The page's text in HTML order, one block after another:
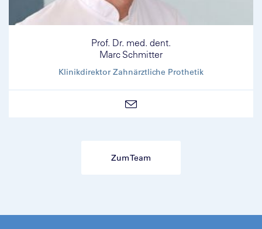
Prof. Dr. med. dent.
Marc Schmitter
Klinikdirektor Zahnärztliche Prothetik
Zum Team